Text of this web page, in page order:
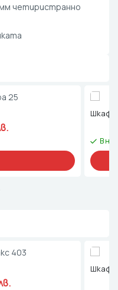
четиристранно
Шкаф
В
Шкаф